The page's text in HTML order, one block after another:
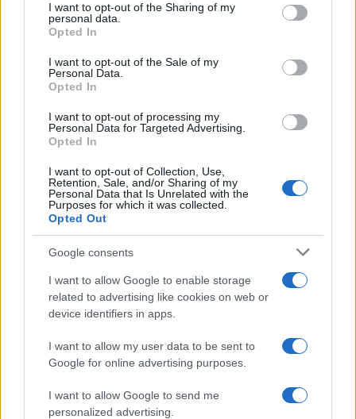
not limited to your visit or usage behaviour. You may click to
grant or deny consent to Google and its third-party tags to
use your data for below specified purposes in below Google
consent section.
I want to opt-out of the Sharing of my
personal data.
Opted In
I want to opt-out of the Sale of my
Personal Data.
Opted In
I want to opt-out of processing my
Personal Data for Targeted Advertising.
Opted In
I want to opt-out of Collection, Use,
Retention, Sale, and/or Sharing of my
Personal Data that Is Unrelated with the
Purposes for which it was collected.
Opted Out
Google consents
I want to allow Google to enable storage
related to advertising like cookies on web or
device identifiers in apps.
I want to allow my user data to be sent to
Google for online advertising purposes.
I want to allow Google to send me
personalized advertising.
Σχόλια
Αν τα χάσατε
«Αφιέρωσε τη ζωή της στο
να βοηθά ανθρώπους που
είχαν ανάγκη» - Η πρώτη
δήλωση της οικογένειας
της 38χρονης Λίζα που
βρέθηκε νεκρή στην
Αργολίδα:
οι δύο
τη δολοφονία του
58χρονου